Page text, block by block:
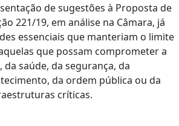
de sugestões à Proposta de
221/19, em análise na Câmara, já
essenciais que manteriam o limite
que possam comprometer a
da saúde, da segurança, da
da ordem pública ou da
críticas.